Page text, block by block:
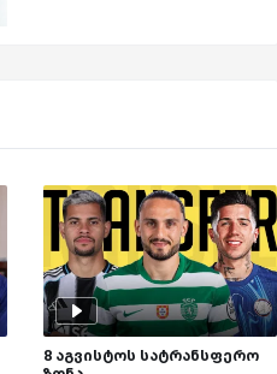
8 აგვისტოს სატრანსფერო